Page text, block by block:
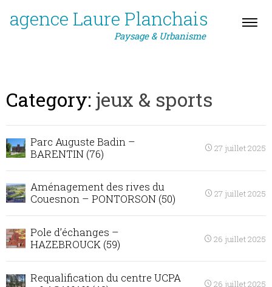
agence Laure Planchais
Paysage & Urbanisme
Category: jeux & sports
Parc Auguste Badin –
BARENTIN (76)
27 juillet 2025
Aménagement des rives du
Couesnon – PONTORSON (50)
27 juillet 2025
Pole d’échanges –
HAZEBROUCK (59)
26 juillet 2025
Requalification du centre UCPA
26 juillet 2025